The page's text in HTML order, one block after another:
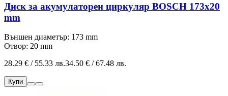
Диск за акумулаторен циркуляр BOSCH 173x20
mm
Външен диаметър: 173 mm
Отвор: 20 mm
28.29 € / 55.33 лв.34.50 € / 67.48 лв.
Купи